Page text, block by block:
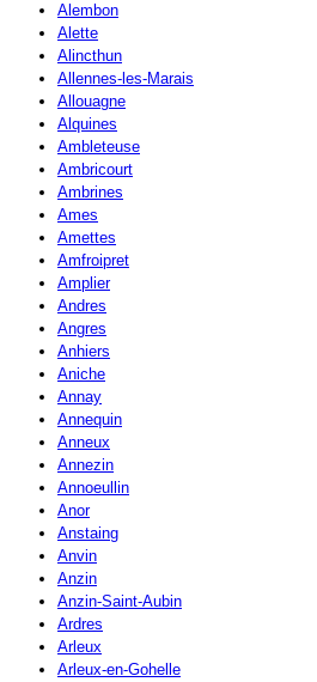
Alembon
Alette
Alincthun
Allennes-les-Marais
Allouagne
Alquines
Ambleteuse
Ambricourt
Ambrines
Ames
Amettes
Amfroipret
Amplier
Andres
Angres
Anhiers
Aniche
Annay
Annequin
Anneux
Annezin
Annoeullin
Anor
Anstaing
Anvin
Anzin
Anzin-Saint-Aubin
Ardres
Arleux
Arleux-en-Gohelle